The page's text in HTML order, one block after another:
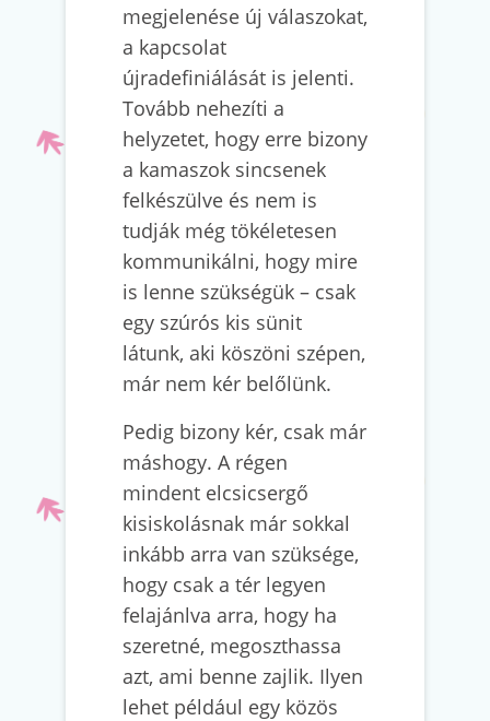
megjelenése új válaszokat,
a kapcsolat
újradefiniálását is jelenti.
Tovább nehezíti a
helyzetet, hogy erre bizony
a kamaszok sincsenek
felkészülve és nem is
tudják még tökéletesen
kommunikálni, hogy mire
is lenne szükségük – csak
egy szúrós kis sünit
látunk, aki köszöni szépen,
már nem kér belőlünk.
Pedig bizony kér, csak már
máshogy. A régen
mindent elcsicsergő
kisiskolásnak már sokkal
inkább arra van szüksége,
hogy csak a tér legyen
felajánlva arra, hogy ha
szeretné, megoszthassa
azt, ami benne zajlik. Ilyen
lehet például egy közös